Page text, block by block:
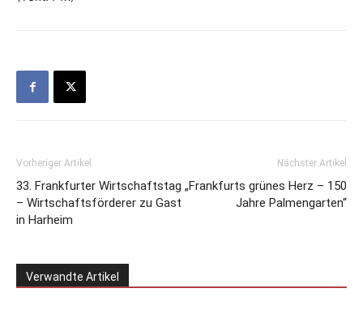
Vorheriger Artikel
33. Frankfurter Wirtschaftstag
– Wirtschaftsförderer zu Gast
in Harheim
Nächster Artikel
„Frankfurts grünes Herz – 150
Jahre Palmengarten“
Verwandte Artikel